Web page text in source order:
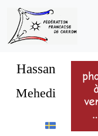
Hassan
Mehedi